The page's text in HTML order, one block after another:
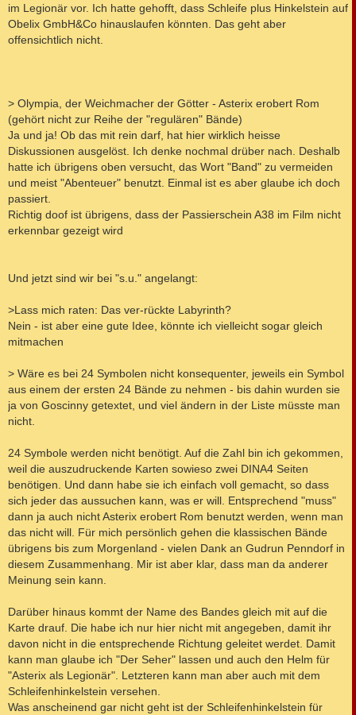
im Legionär vor. Ich hatte gehofft, dass Schleife plus Hinkelstein auf
Obelix GmbH&Co hinauslaufen könnten. Das geht aber
offensichtlich nicht.
> Olympia, der Weichmacher der Götter - Asterix erobert Rom
(gehört nicht zur Reihe der "regulären" Bände)
Ja und ja! Ob das mit rein darf, hat hier wirklich heisse
Diskussionen ausgelöst. Ich denke nochmal drüber nach. Deshalb
hatte ich übrigens oben versucht, das Wort "Band" zu vermeiden
und meist "Abenteuer" benutzt. Einmal ist es aber glaube ich doch
passiert.
Richtig doof ist übrigens, dass der Passierschein A38 im Film nicht
erkennbar gezeigt wird
Und jetzt sind wir bei "s.u." angelangt:
>Lass mich raten: Das ver-rückte Labyrinth?
Nein - ist aber eine gute Idee, könnte ich vielleicht sogar gleich
mitmachen
> Wäre es bei 24 Symbolen nicht konsequenter, jeweils ein Symbol
aus einem der ersten 24 Bände zu nehmen - bis dahin wurden sie
ja von Goscinny getextet, und viel ändern in der Liste müsste man
nicht.
24 Symbole werden nicht benötigt. Auf die Zahl bin ich gekommen,
weil die auszudruckende Karten sowieso zwei DINA4 Seiten
benötigen. Und dann habe sie ich einfach voll gemacht, so dass
sich jeder das aussuchen kann, was er will. Entsprechend "muss"
dann ja auch nicht Asterix erobert Rom benutzt werden, wenn man
das nicht will. Für mich persönlich gehen die klassischen Bände
übrigens bis zum Morgenland - vielen Dank an Gudrun Penndorf in
diesem Zusammenhang. Mir ist aber klar, dass man da anderer
Meinung sein kann.
Darüber hinaus kommt der Name des Bandes gleich mit auf die
Karte drauf. Die habe ich nur hier nicht mit angegeben, damit ihr
davon nicht in die entsprechende Richtung geleitet werdet. Damit
kann man glaube ich "Der Seher" lassen und auch den Helm für
"Asterix als Legionär". Letzteren kann man aber auch mit dem
Schleifenhinkelstein versehen.
Was anscheinend gar nicht geht ist der Schleifenhinkelstein für